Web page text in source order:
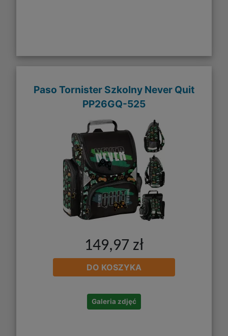
Paso Tornister Szkolny Never Quit
PP26GQ-525
149,97 zł
DO KOSZYKA
Galeria zdjęć